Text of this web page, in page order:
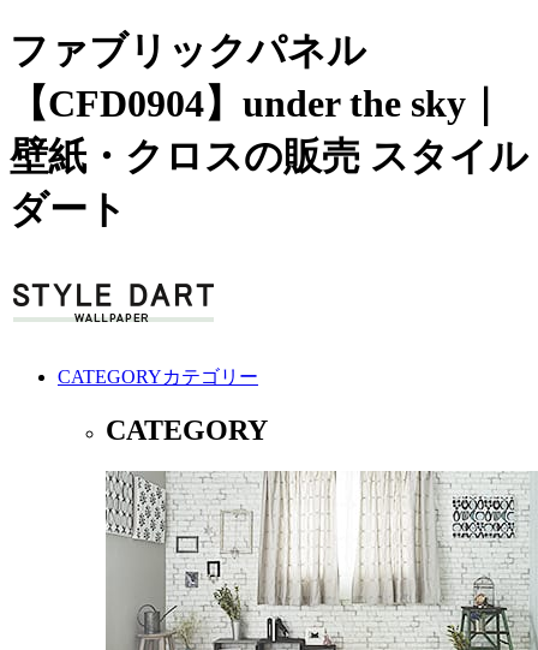
ファブリックパネル
【CFD0904】under the sky｜
壁紙・クロスの販売 スタイル
ダート
CATEGORYカテゴリー
CATEGORY